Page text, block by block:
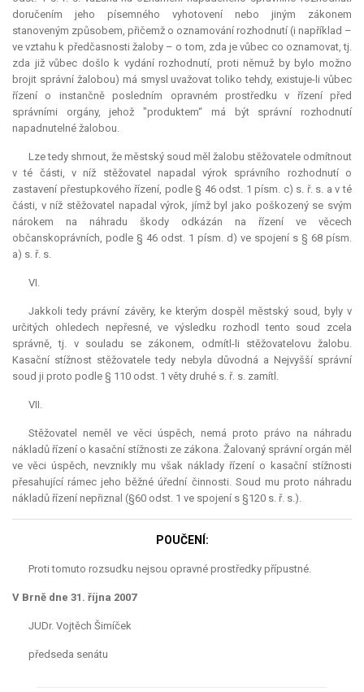
doručením jeho písemného vyhotovení nebo jiným zákonem
stanoveným způsobem, přičemž o oznamování rozhodnutí (i například –
ve vztahu k předčasnosti žaloby – o tom, zda je vůbec co oznamovat, tj.
zda již vůbec došlo k vydání rozhodnutí, proti němuž by bylo možno
brojit správní žalobou) má smysl uvažovat toliko tehdy, existuje-li vůbec
řízení o instančně posledním opravném prostředku v řízení před
správními orgány, jehož "produktem“ má být správní rozhodnutí
napadnutelné žalobou.
Lze tedy shrnout, že městský soud měl žalobu stěžovatele odmítnout
v té části, v níž stěžovatel napadal výrok správního rozhodnutí o
zastavení přestupkového řízení, podle § 46 odst. 1 písm. c) s. ř. s. a v té
části, v níž stěžovatel napadal výrok, jímž byl jako poškozený se svým
nárokem na náhradu škody odkázán na řízení ve věcech
občanskoprávních, podle § 46 odst. 1 písm. d) ve spojení s § 68 písm.
a) s. ř. s.
VI.
Jakkoli tedy právní závěry, ke kterým dospěl městský soud, byly v
určitých ohledech nepřesné, ve výsledku rozhodl tento soud zcela
správně, tj. v souladu se zákonem, odmítl-li stěžovatelovu žalobu.
Kasační stížnost stěžovatele tedy nebyla důvodná a Nejvyšší správní
soud ji proto podle § 110 odst. 1 věty druhé s. ř. s. zamítl.
VII.
Stěžovatel neměl ve věci úspěch, nemá proto právo na náhradu
nákladů řízení o kasační stížnosti ze zákona. Žalovaný správní orgán měl
ve věci úspěch, nevznikly mu však náklady řízení o kasační stížnosti
přesahující rámec jeho běžné úřední činnosti. Soud mu proto náhradu
nákladů řízení nepřiznal (§60 odst. 1 ve spojení s §120 s. ř. s.).
POUČENÍ:
Proti tomuto rozsudku nejsou opravné prostředky přípustné.
V Brně dne 31. října 2007
JUDr. Vojtěch Šimíček
předseda senátu